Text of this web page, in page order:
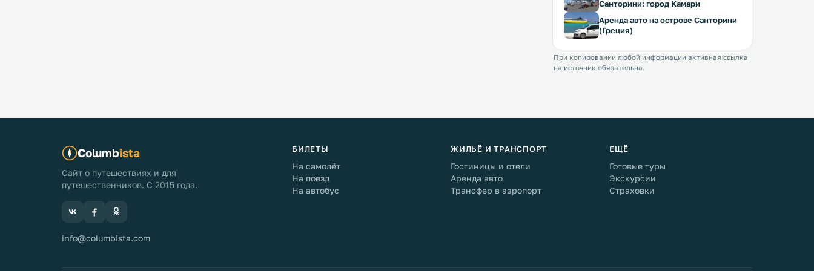
Санторини: город Камари
Аренда авто на острове Санторини
(Греция)
При копировании любой информации активная ссылка
на источник обязательна.
Columbista
Сайт о путешествиях и для
путешественников. С 2015 года.
info@columbista.com
БИЛЕТЫ
На самолёт
На поезд
На автобус
ЖИЛЬЁ И ТРАНСПОРТ
Гостиницы и отели
Аренда авто
Трансфер в аэропорт
ЕЩЁ
Готовые туры
Экскурсии
Страховки